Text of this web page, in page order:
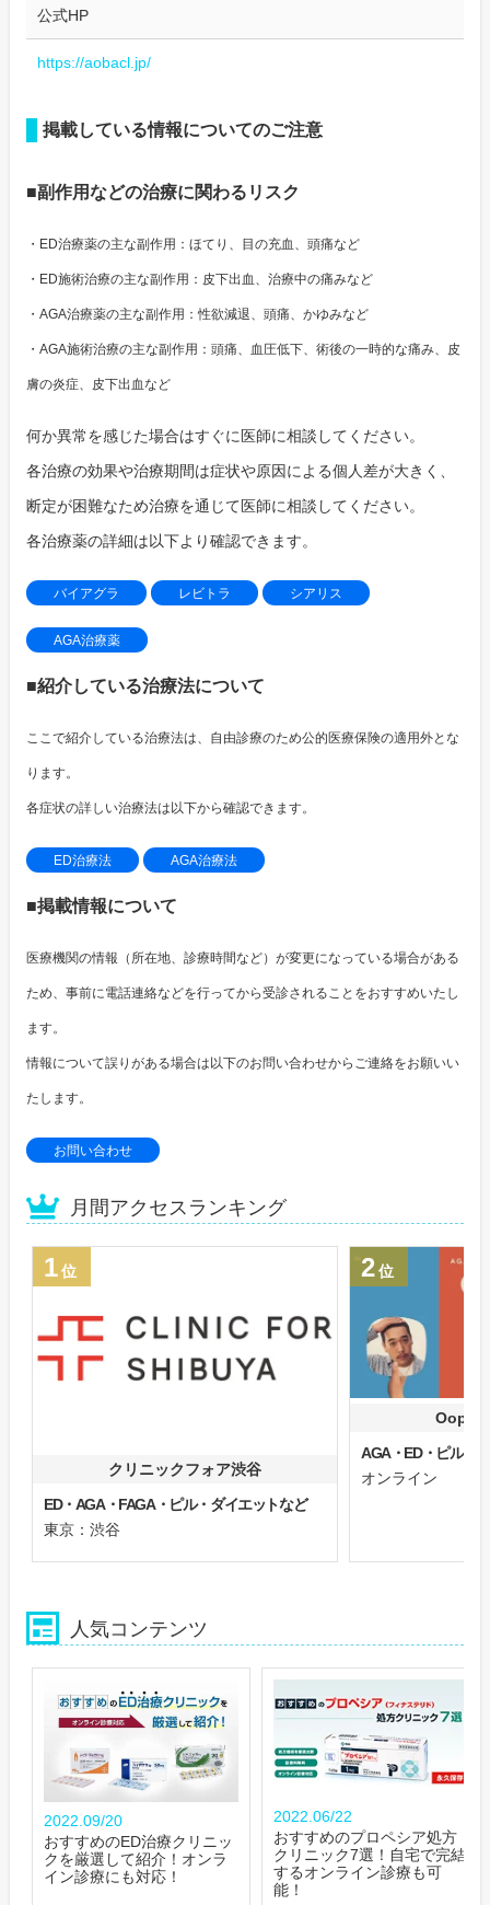
公式HP
https://aobacl.jp/
掲載している情報についてのご注意
■副作用などの治療に関わるリスク
・ED治療薬の主な副作用：ほてり、目の充血、頭痛など
・ED施術治療の主な副作用：皮下出血、治療中の痛みなど
・AGA治療薬の主な副作用：性欲減退、頭痛、かゆみなど
・AGA施術治療の主な副作用：頭痛、血圧低下、術後の一時的な痛み、皮
膚の炎症、皮下出血など
何か異常を感じた場合はすぐに医師に相談してください。
各治療の効果や治療期間は症状や原因による個人差が大きく、
断定が困難なため治療を通じて医師に相談してください。
各治療薬の詳細は以下より確認できます。
バイアグラ レビトラ シアリス
AGA治療薬
■紹介している治療法について
ここで紹介している治療法は、自由診療のため公的医療保険の適用外とな
ります。
各症状の詳しい治療法は以下から確認できます。
ED治療法 AGA治療法
■掲載情報について
医療機関の情報（所在地、診療時間など）が変更になっている場合がある
ため、事前に電話連絡などを行ってから受診されることをおすすめいたし
ます。
情報について誤りがある場合は以下のお問い合わせからご連絡をお願いい
たします。
お問い合わせ
月間アクセスランキング
1位
クリニックフォア渋谷
ED・AGA・FAGA・ピル・ダイエットなど
東京：渋谷
2位
Oops
AGA・ED・ピル
オンライン
人気コンテンツ
2022.09/20
おすすめのED治療クリニッ
クを厳選して紹介！オンラ
イン診療にも対応！
2022.06/22
おすすめのプロペシア処方
クリニック7選！自宅で完結
するオンライン診療も可
能！